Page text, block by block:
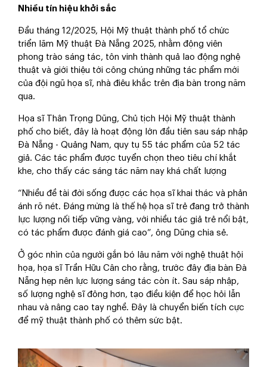
Nhiều tín hiệu khởi sắc
Đầu tháng 12/2025, Hội Mỹ thuật thành phố tổ chức
triển lãm Mỹ thuật Đà Nẵng 2025, nhằm động viên
phong trào sáng tác, tôn vinh thành quả lao động nghệ
thuật và giới thiệu tới công chúng những tác phẩm mới
của đội ngũ họa sĩ, nhà điêu khắc trên địa bàn trong năm
qua.
Họa sĩ Thân Trọng Dũng, Chủ tịch Hội Mỹ thuật thành
phố cho biết, đây là hoạt động lớn đầu tiên sau sáp nhập
Đà Nẵng - Quảng Nam, quy tụ 55 tác phẩm của 52 tác
giả. Các tác phẩm được tuyển chọn theo tiêu chí khắt
khe, cho thấy các sáng tác năm nay khá chất lượng
“Nhiều đề tài đời sống được các họa sĩ khai thác và phản
ánh rõ nét. Đáng mừng là thế hệ họa sĩ trẻ đang trở thành
lực lượng nối tiếp vững vàng, với nhiều tác giả trẻ nổi bật,
có tác phẩm được đánh giá cao”, ông Dũng chia sẻ.
Ở góc nhìn của người gắn bó lâu năm với nghệ thuật hội
họa, họa sĩ Trần Hữu Cân cho rằng, trước đây địa bàn Đà
Nẵng hẹp nên lực lượng sáng tác còn ít. Sau sáp nhập,
số lượng nghệ sĩ đông hơn, tạo điều kiện để học hỏi lẫn
nhau và nâng cao tay nghề. Đây là chuyển biến tích cực
để mỹ thuật thành phố có thêm sức bật.